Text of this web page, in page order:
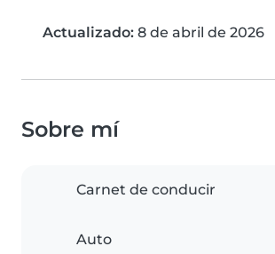
Actualizado: 8 de abril de 2026
Sobre mí
Carnet de conducir
Auto